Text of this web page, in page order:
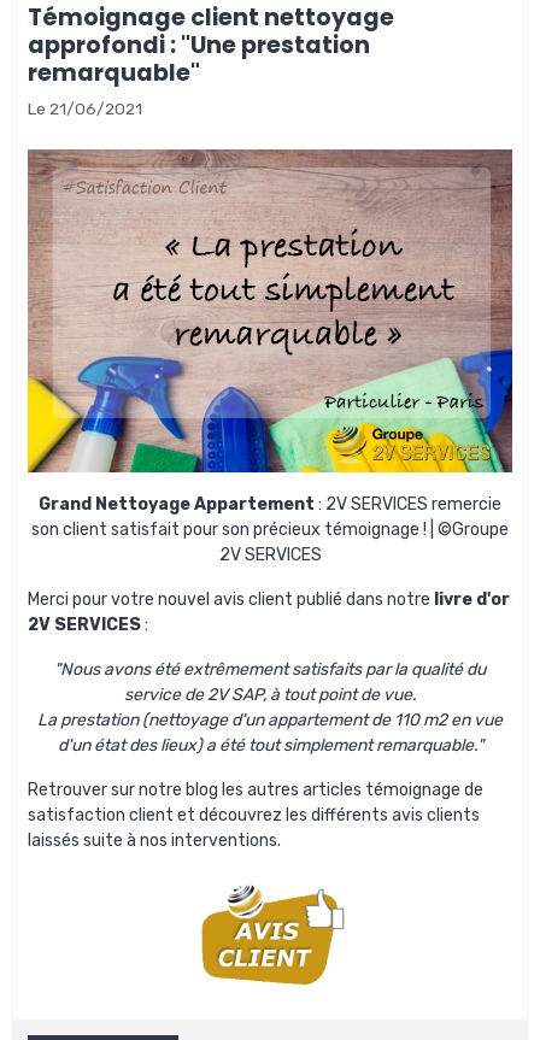
Témoignage client nettoyage
approfondi : "Une prestation
remarquable"
Le 21/06/2021
Grand Nettoyage Appartement : 2V SERVICES remercie
son client satisfait pour son précieux témoignage ! | ©Groupe
2V SERVICES
Merci pour votre nouvel avis client publié dans notre livre d'or
2V SERVICES:
"Nous avons été extrêmement satisfaits par la qualité du
service de 2V SAP, à tout point de vue.
La prestation (nettoyage d'un appartement de 110 m2 en vue
d'un état des lieux) a été tout simplement remarquable."
Retrouver sur notre blog les autres articles témoignage de
satisfaction client et découvrez les différents avis clients
laissés suite à nos interventions.